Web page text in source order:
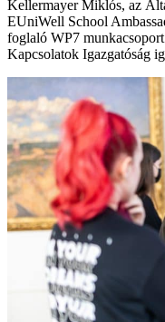
Kellermayer Miklós, az
EUniWell School
foglaló WP7
Kapcsolatok Igazgatóság